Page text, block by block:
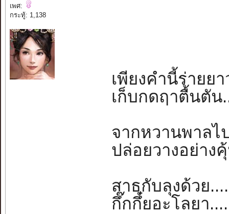
เพศ:
กระทู้: 1,138
เพียงคำนี้ร่ายย
เก็บกดฤาตื้นตัน
จากหวานพาลไ
ปล่อยวางอย่าง
สาธุกับลุงด้วย
กึ๊กกึ๋ยอะโลยา